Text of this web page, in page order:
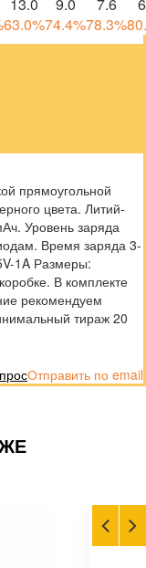
63.0%74.4%78.3%
прямоугольной
цвета. Литий-
Уровень заряда
Время заряда 3-
1A Размеры:
В комплекте
рекомендуем
тираж 20
Отправить по email